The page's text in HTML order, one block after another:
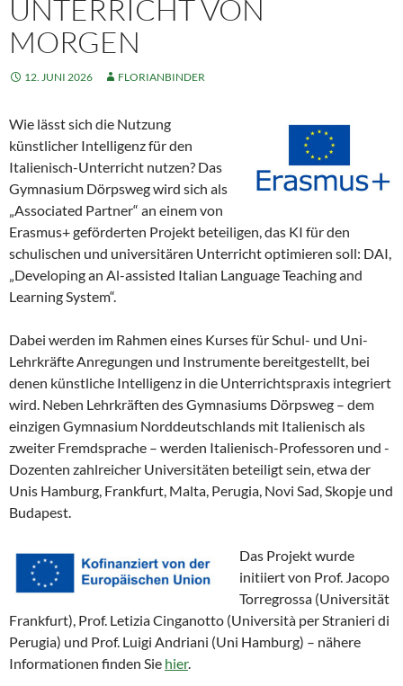
UNTERRICHT VON
MORGEN
12. JUNI 2026 FLORIANBINDER
Wie lässt sich die Nutzung
künstlicher Intelligenz für den
Italienisch-Unterricht nutzen? Das
Gymnasium Dörpsweg wird sich als
„Associated Partner“ an einem von
Erasmus+ geförderten Projekt beteiligen, das KI für den
schulischen und universitären Unterricht optimieren soll: DAI,
„Developing an Al-assisted Italian Language Teaching and
Learning System“.
Dabei werden im Rahmen eines Kurses für Schul- und Uni-
Lehrkräfte Anregungen und Instrumente bereitgestellt, bei
denen künstliche Intelligenz in die Unterrichtspraxis integriert
wird. Neben Lehrkräften des Gymnasiums Dörpsweg – dem
einzigen Gymnasium Norddeutschlands mit Italienisch als
zweiter Fremdsprache – werden Italienisch-Professoren und -
Dozenten zahlreicher Universitäten beteiligt sein, etwa der
Unis Hamburg, Frankfurt, Malta, Perugia, Novi Sad, Skopje und
Budapest.
Das Projekt wurde
initiiert von Prof. Jacopo
Torregrossa (Universität
Frankfurt), Prof. Letizia Cinganotto (Università per Stranieri di
Perugia) und Prof. Luigi Andriani (Uni Hamburg) – nähere
Informationen finden Sie hier.